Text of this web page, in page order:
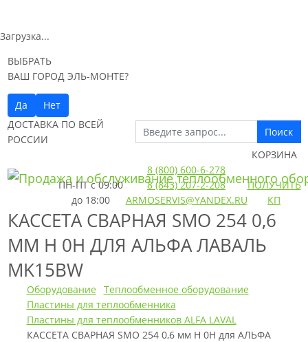
Загрузка...
ВЫБРАТЬ
ВАШ ГОРОД ЭЛЬ-МОНТЕ?
Да
Нет
ДОСТАВКА ПО ВСЕЙ
РОССИИ
Поиск
ПН-ПТс 09:00
до 18:00
8 (800) 600-6-278
8 (843) 207-2-208
ARMOSERVIS@YANDEX.RU
КОРЗИНА
ПОЛУЧИТЬ
КП
КАССЕТА СВАРНАЯ SMO 254 0,6
ММ H 0H ДЛЯ АЛЬФА ЛАВАЛЬ
MK15BW
Оборудование
Теплообменное оборудование
Пластины для теплообменника
Пластины для теплообменников ALFA LAVAL
КАССЕТА СВАРНАЯ SMO 254 0,6 мм H 0H для АЛЬФА